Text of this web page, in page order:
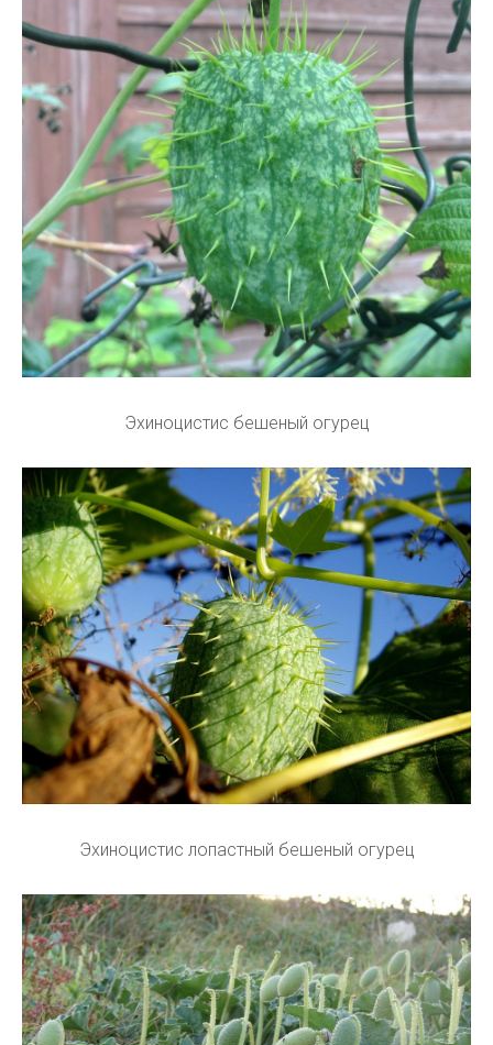
Эхиноцистис бешеный огурец
Эхиноцистис лопастный бешеный огурец